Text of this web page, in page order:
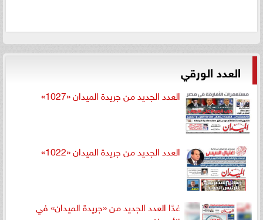
العدد الورقي
العدد الجديد من جريدة الميدان «1027»
العدد الجديد من جريدة الميدان «1022»
غدًا العدد الجديد من «جريدة الميدان» في